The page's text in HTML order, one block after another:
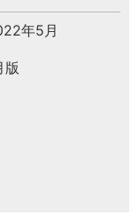
年5月
版